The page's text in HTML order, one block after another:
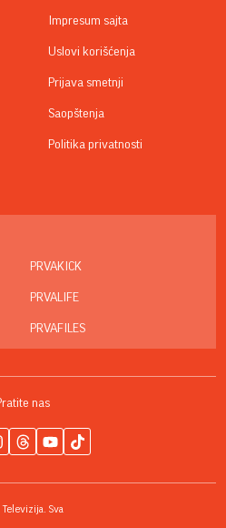
Impresum sajta
Uslovi korišćenja
Prijava smetnji
Saopštenja
Politika privatnosti
PRVAKICK
PRVALIFE
PRVAFILES
nas
Sva